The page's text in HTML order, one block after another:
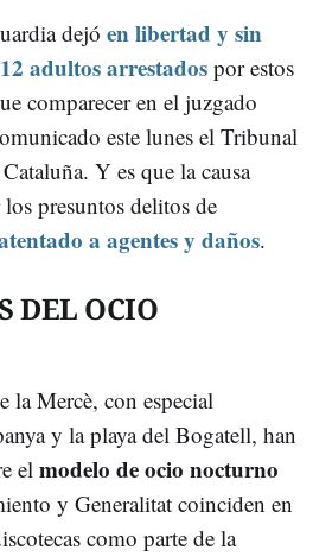
dejó en libertad y sin
adultos arrestados por estos
comparecer en el juzgado
este lunes el Tribunal
Y es que la causa
presuntos delitos de
a agentes y daños.
DEL OCIO
la Mercè, con especial
y la playa del Bogatell, han
elmodelo de ocio nocturno
y Generalitat coinciden en
como parte de la